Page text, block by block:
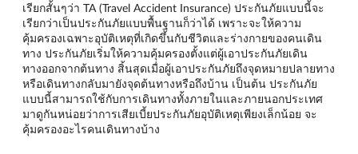
เรียกสั้นๆว่า TA (Travel Accident Insurance) ประกันภัยแบบนี้จะ
เรียกว่าเป็นประกันภัยแบบพื้นฐานก็ว่าได้ เพราะจะให้ความ
คุ้มครองเฉพาะอุบัติเหตุที่เกิดขึ้นกับชีวิตและร่างกายของคนเดิน
ทาง ประกันภัยเริ่มให้ความคุ้มครองตั้งแต่ผู้เอาประกันภัยเดิน
ทางออกจากต้นทาง สิ้นสุดเมื่อผู้เอาประกันภัยถึงจุดหมายปลายทาง
หรือเดินทางกลับมายังจุดต้นทางหรือถึงบ้าน เป็นต้น ประกันภัย
แบบนี้สามารถใช้กับการเดินทางทั้งภายในและภายนอกประเทศ
มาดูกันหน่อยว่าการเสียเบี้ยประกันภัยอุบัติเหตุเพียงเล็กน้อย จะ
คุ้มครองอะไรคนเดินทางบ้าง